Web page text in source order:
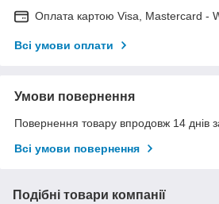
Оплата картою Visa, Mastercard -
Всі умови оплати
Умови повернення
Повернення товару впродовж 14 днів
Всі умови повернення
Подібні товари компанії